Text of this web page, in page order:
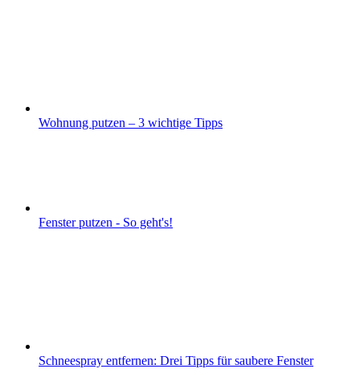
Wohnung putzen – 3 wichtige Tipps
Fenster putzen - So geht's!
Schneespray entfernen: Drei Tipps für saubere Fenster